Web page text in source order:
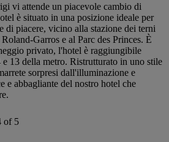
vi attende un piacevole cambio di
è situato in una posizione ideale per
di piacere, vicino alla stazione dei terni
Garros e al Parc des Princes. È
privato, l'hotel è raggiungibile
e 13 della metro. Ristrutturato in uno stile
sorpresi dall'illuminazione e
e abbagliante del nostro hotel che
of 5